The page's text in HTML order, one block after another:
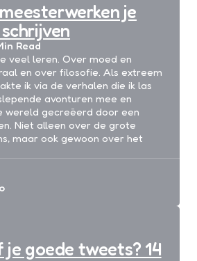
je
Read
veel leren. Over moed en
en over filosofie. Als extreem
ik via de verhalen die ik las
avonturen mee en
wereld gecreëerd door een
Niet alleen over de grote
maar ook gewoon over het
je goede tweets? 14